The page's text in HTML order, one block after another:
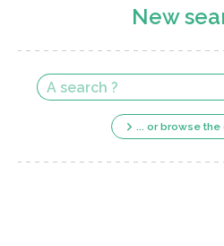
New
... or browse the